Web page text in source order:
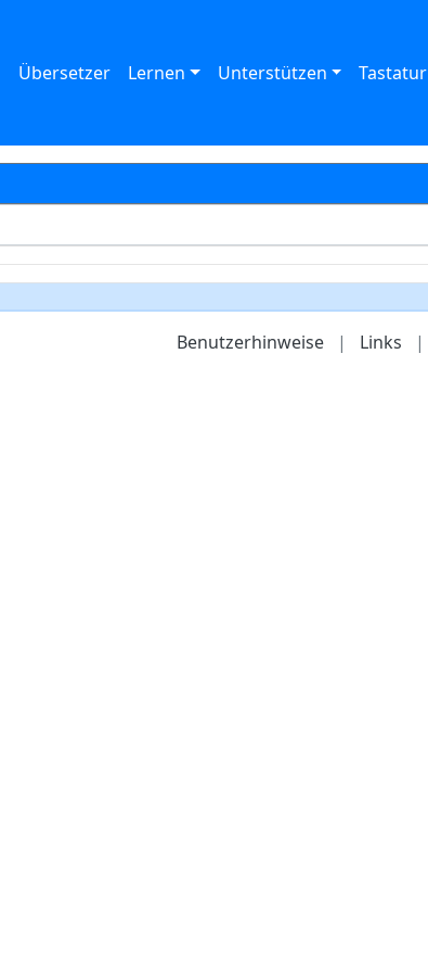
Übersetzer Lernen Unterstützen Tastatur
Benutzerhinweise | Links |